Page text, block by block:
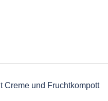
Creme und Fruchtkompott